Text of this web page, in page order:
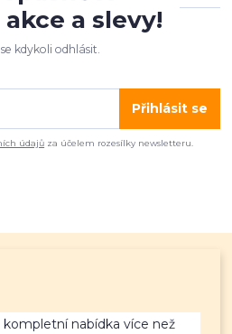
a slevy!
kdykoli odhlásit.
Přihlásit se
údajů za účelem rozesílky newsletteru.
nabídka více než